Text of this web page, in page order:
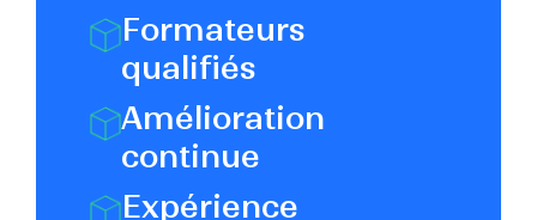
Formateurs
qualifiés
Amélioration
continue
Expérience